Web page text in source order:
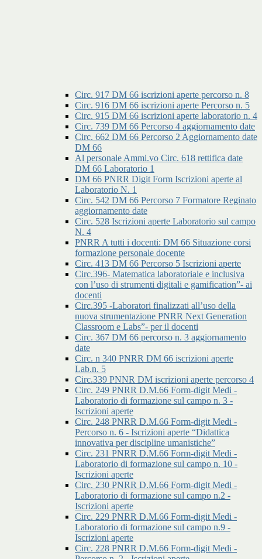
Circ. 917 DM 66 iscrizioni aperte percorso n. 8
Circ. 916 DM 66 iscrizioni aperte Percorso n. 5
Circ. 915 DM 66 iscrizioni aperte laboratorio n. 4
Circ. 739 DM 66 Percorso 4 aggiornamento date
Circ. 662 DM 66 Percorso 2 Aggiornamento date
DM 66
Al personale Ammi.vo Circ. 618 rettifica date
DM 66 Laboratorio 1
DM 66 PNRR Digit Form Iscrizioni aperte al
Laboratorio N. 1
Circ. 542 DM 66 Percorso 7 Formatore Reginato
aggiornamento date
Circ. 528 Iscrizioni aperte Laboratorio sul campo
N. 4
PNRR A tutti i docenti: DM 66 Situazione corsi
formazione personale docente
Circ. 413 DM 66 Percorso 5 Iscrizioni aperte
Circ.396- Matematica laboratoriale e inclusiva
con l’uso di strumenti digitali e gamification”- ai
docenti
Circ.395 -Laboratori finalizzati all’uso della
nuova strumentazione PNRR Next Generation
Classroom e Labs”- per il docenti
Circ. 367 DM 66 percorso n. 3 aggiornamento
date
Circ. n 340 PNRR DM 66 iscrizioni aperte
Lab.n. 5
Circ.339 PNNR DM iscrizioni aperte percorso 4
Circ. 249 PNRR D.M.66 Form-digit Medi -
Laboratorio di formazione sul campo n. 3 -
Iscrizioni aperte
Circ. 248 PNRR D.M.66 Form-digit Medi -
Percorso n. 6 - Iscrizioni aperte “Didattica
innovativa per discipline umanistiche”
Circ. 231 PNRR D.M.66 Form-digit Medi -
Laboratorio di formazione sul campo n. 10 -
Iscrizioni aperte
Circ. 230 PNRR D.M.66 Form-digit Medi -
Laboratorio di formazione sul campo n.2 -
Iscrizioni aperte
Circ. 229 PNRR D.M.66 Form-digit Medi -
Laboratorio di formazione sul campo n.9 -
Iscrizioni aperte
Circ. 228 PNRR D.M.66 Form-digit Medi -